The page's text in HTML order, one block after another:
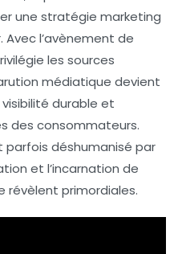
une stratégie marketing
Avec l’avènement de
les sources
médiatique devient
durable et
des consommateurs.
parfois déshumanisé par
et l’incarnation de
révèlent primordiales.